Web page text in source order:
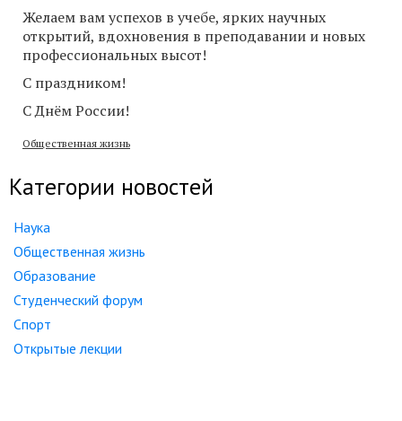
Желаем вам успехов в учебе, ярких научных
открытий, вдохновения в преподавании и новых
профессиональных высот!
С праздником!
С Днём России!
Общественная жизнь
Категории новостей
Наука
Общественная жизнь
Образование
Студенческий форум
Спорт
Открытые лекции